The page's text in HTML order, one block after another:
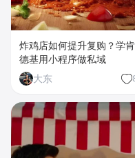
炸鸡店如何提升复购？学肯
德基用小程序做私域
大东